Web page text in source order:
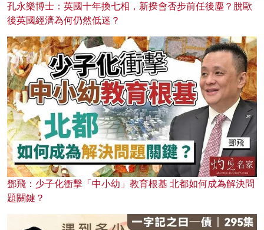
孔永樂博士：英國十年換七相，新揆會否步前任後塵？脫歐
後英國經濟為何仍然低迷？
鄧飛：少子化衝擊「中小幼」教育根基 北都如何成為解決問
題關鍵？